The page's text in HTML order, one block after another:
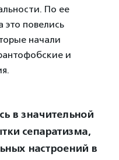
По ее
это повелись
начали
и
в значительной
сепаратизма,
настроений в